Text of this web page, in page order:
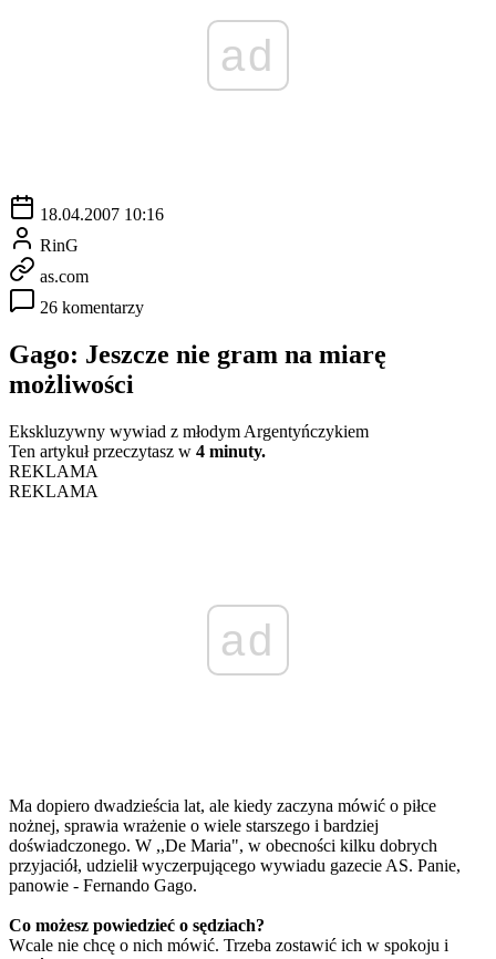
ad
18.04.2007 10:16
RinG
as.com
26 komentarzy
Gago: Jeszcze nie gram na miarę
możliwości
Ekskluzywny wywiad z młodym Argentyńczykiem
Ten artykuł przeczytasz w 4 minuty.
REKLAMA
REKLAMA
ad
Ma dopiero dwadzieścia lat, ale kiedy zaczyna mówić o piłce
nożnej, sprawia wrażenie o wiele starszego i bardziej
doświadczonego. W ,,De Maria", w obecności kilku dobrych
przyjaciół, udzielił wyczerpującego wywiadu gazecie AS. Panie,
panowie - Fernando Gago.
Co możesz powiedzieć o sędziach?
Wcale nie chcę o nich mówić. Trzeba zostawić ich w spokoju i